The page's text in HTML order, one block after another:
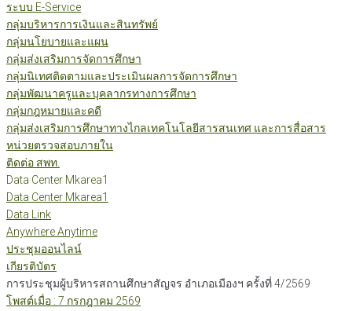
ระบบ E-Service
กลุ่มบริหารการเงินและสินทรัพย์
กลุ่มนโยบายและแผน
กลุ่มส่งเสริมการจัดการศึกษา
กลุ่มนิเทศติดตามและประเมินผลการจัดการศึกษา
กลุ่มพัฒนาครูและบุคลากรทางการศึกษา
กลุ่มกฎหมายและคดี
กลุ่มส่งเสริมการศึกษาทางไกลเทคโนโลยีสารสนเทศ และการสื่อสาร
หน่วยตรวจสอบภายใน
ติดต่อ สพท.
Data Center Mkarea1
Data Center Mkarea1
Data Link
Anywhere Anytime
ประชุมออนไลน์
เกียรติบัตร
การประชุมผู้บริหารสถานศึกษาสัญจร อำเภอเมืองฯ ครั้งที่ 4/2569
โพสต์เมื่อ : 7 กรกฎาคม 2569